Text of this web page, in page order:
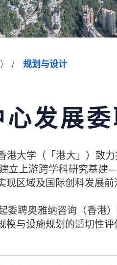
/ 规划与设计
发展
港大学（「港大」）致
立上游跨学科研究基
区域及国际创科发展前
委聘奥雅纳咨询（香港
与设施规划的适切性